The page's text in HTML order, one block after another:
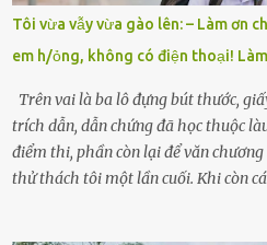
cái tên mẹ đặt lúc còn sống, mong
giữa mùa đông. Nhưng hoa có đẹp
thì chỉ toàn đất sỏi đá và khốn khó.
Khoa Hà...
Tôi vừa vẫy vừa gào lên: – Làm ơn
em h/ỏng, không có điện thoại!
Trên vai là ba lô đựng bút thước,
trích dẫn, dẫn chứng đã học thuộc
điểm thi, phần còn lại để văn
thử thách tôi một lần cuối. Khi còn